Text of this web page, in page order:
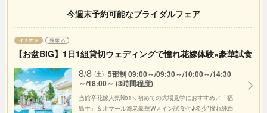
今週末予約可能なブライダルフェア
【お盆BIG】1日1組貸切ウェディングで憧れ花嫁体験×豪華試食
8/8 (土) 5部制 09:00～/09:30～/10:00～/14:30
～/18:00～ (3時間程度)
当館卒花嫁人気No1＼初めての式場見学におすすめ／「福
島牛』＆オマール海老豪華Wメイン試食付♪希少*憧れ純白